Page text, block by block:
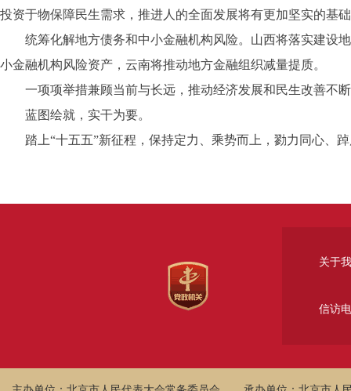
投资于物保障民生需求，推进人的全面发展将有更加坚实的基
统筹化解地方债务和中小金融机构风险。山西将落实建设地
小金融机构风险资产，云南将推动地方金融组织减量提质。
一项项举措兼顾当前与长远，推动经济发展和民生改善不
蓝图绘就，实干为要。
踏上“十五五”新征程，保持定力、乘势而上，勠力同心、踔
关于
信访